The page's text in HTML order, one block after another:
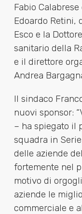
Fabio
Edoardo Retini,
Esco e la
sanitario della
e il direttore
Andrea
Il sindaco
nuovi sponsor:
– ha spiegato il
squadra in
delle aziende
fortemente nel
motivo di
aziende le
commerciale e